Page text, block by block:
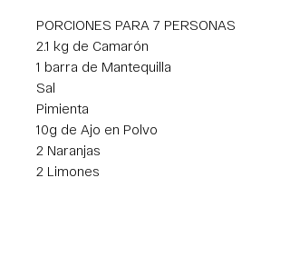
PORCIONES PARA 7 PERSONAS
2.1 kg de Camarón
1 barra de Mantequilla
Sal
Pimienta
10g de Ajo en Polvo
2 Naranjas
2 Limones